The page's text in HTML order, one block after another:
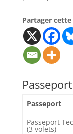
Partager cette
Passeport
Passeport
(3 volets)